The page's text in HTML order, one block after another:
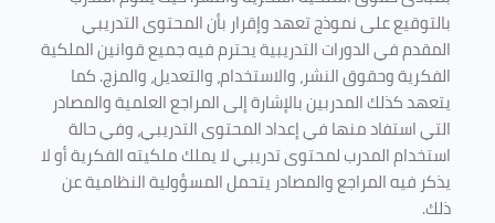
بالتوقيع على نموذج تعهد وإقرار بأن المحتوى التدريبي
المقدم في الدورات التدريبية يحترم فيه جميع قوانين الملكية
الفكرية وحقوق النشر، والاستخدام، والتعديل، والمزج. كما
يتعهد كذلك المدربين بالإشارة إلى المراجع العلمية والمصادر
التي استفاد منها في إعداد المحتوى التدريبي، وفي حالة
استخدام المدرب لمحتوى تدريبي لا يملك ملكيته الفكرية أو لا
يذكر فيه المراجع والمصادر يتحمل المسؤولية النظامية عن
ذلك.